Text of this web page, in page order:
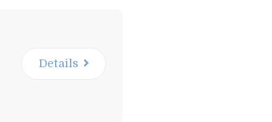
Details